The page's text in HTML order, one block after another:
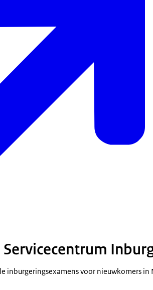
inburgeringsexamens voor nieuwkomers